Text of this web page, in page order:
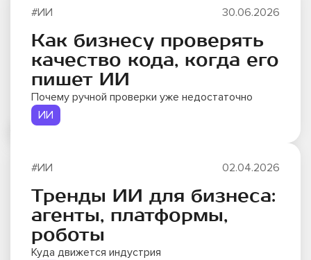
#ИИ 30.06.2026
Как бизнесу проверять
качество кода, когда его
пишет ИИ
Почему ручной проверки уже недостаточно
ИИ
#ИИ 02.04.2026
Тренды ИИ для бизнеса:
агенты, платформы,
роботы
Куда движется индустрия